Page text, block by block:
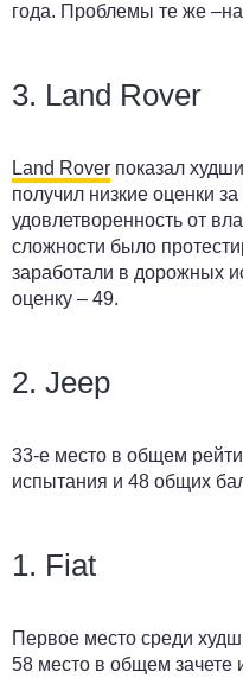
года. Проблемы те же
3. Land Rover
Land Rover показал
получил низкие оценки
удовлетворенность от
сложности было
заработали в дорожных
оценку – 49.
2. Jeep
33-е место в общем
испытания и 48 общих
1. Fiat
Первое место среди
58 место в общем зачете